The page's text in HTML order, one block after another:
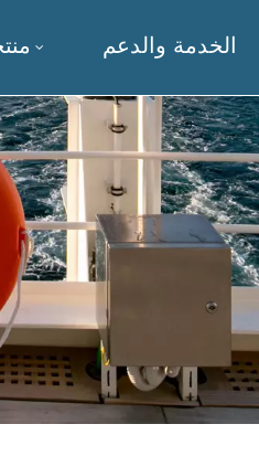
الخدمة والدعم